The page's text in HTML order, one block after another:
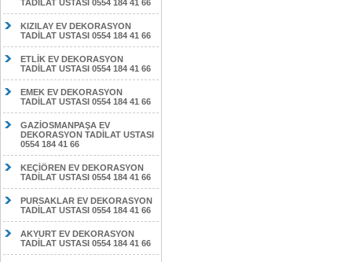
TADİLAT USTASI 0554 184 41 66
KIZILAY EV DEKORASYON
TADİLAT USTASI 0554 184 41 66
ETLİK EV DEKORASYON
TADİLAT USTASI 0554 184 41 66
EMEK EV DEKORASYON
TADİLAT USTASI 0554 184 41 66
GAZİOSMANPAŞA EV
DEKORASYON TADİLAT USTASI
0554 184 41 66
KEÇİÖREN EV DEKORASYON
TADİLAT USTASI 0554 184 41 66
PURSAKLAR EV DEKORASYON
TADİLAT USTASI 0554 184 41 66
AKYURT EV DEKORASYON
TADİLAT USTASI 0554 184 41 66